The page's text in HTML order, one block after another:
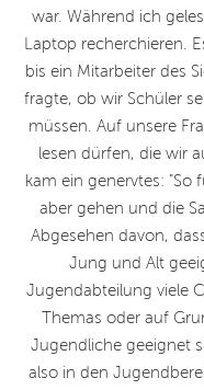
war. Während ich
Laptop recherchieren.
bis ein Mitarbeiter des
fragte, ob wir Schüler
müssen. Auf unsere
lesen dürfen, die wir
kam ein genervtes:
aber gehen und die
Abgesehen davon,
Jung und Alt
Jugendabteilung viele
Themas oder auf
Jugendliche geeignet
also in den